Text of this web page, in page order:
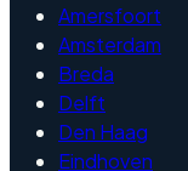
Amersfoort
Amsterdam
Breda
Delft
Den Haag
Eindhoven